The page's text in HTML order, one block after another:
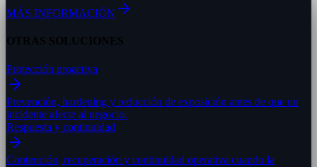
MÁS INFORMACIÓN
OTRAS SOLUCIONES
Protección proactiva
Prevención, hardening y reducción de exposición antes de que un
incidente afecte al negocio.
Respuesta y continuidad
Contención, recuperación y continuidad operativa cuando la